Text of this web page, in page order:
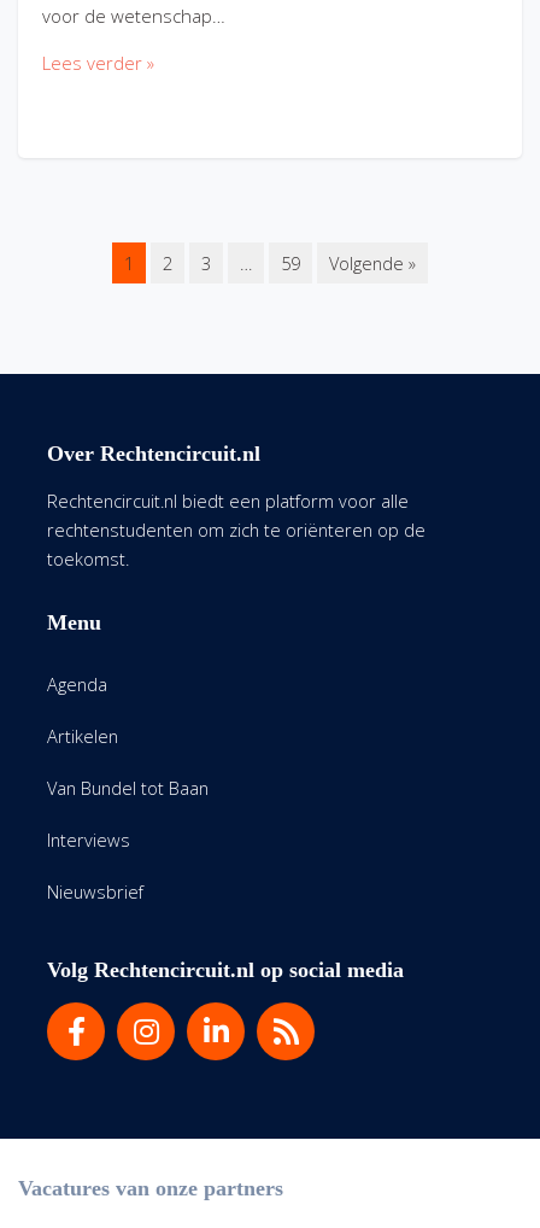
voor de wetenschap…
Lees verder »
1 2 3 … 59 Volgende »
Over Rechtencircuit.nl
Rechtencircuit.nl biedt een platform voor alle
rechtenstudenten om zich te oriënteren op de
toekomst.
Menu
Agenda
Artikelen
Van Bundel tot Baan
Interviews
Nieuwsbrief
Volg Rechtencircuit.nl op social media
Vacatures van onze partners